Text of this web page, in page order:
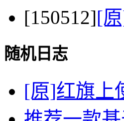
[150512][
随机日志
[原]红旗上